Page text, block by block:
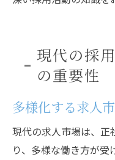
現代の採
の重要性
多様化する求人
現代の求人市場は、正
り、多様な働き方が受